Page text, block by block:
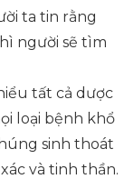
ta tin rằng
người sẽ tìm
tất cả dược
loại bệnh khổ
sinh thoát
và tinh thần.